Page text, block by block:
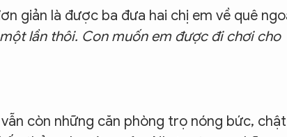
giản là được ba đưa hai chị em về quê
lần thôi. Con muốn em được đi chơi cho
còn những căn phòng trọ nóng bức, chật